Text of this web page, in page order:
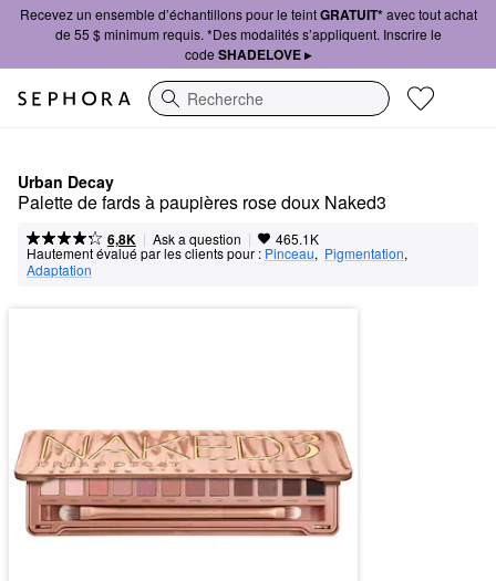
Recevez un ensemble d’échantillons pour le teintGRATUIT*avec tout achat
de 55 $ minimum requis. *Des modalités s’appliquent. Inscrire le
code SHADELOVE ▸
Recherche
Urban Decay
Palette de fards à paupières rose doux Naked3
6,8K | Ask a question | 465.1K
Hautement évalué par les clients pour : Pinceau, Pigmentation,
Adaptation